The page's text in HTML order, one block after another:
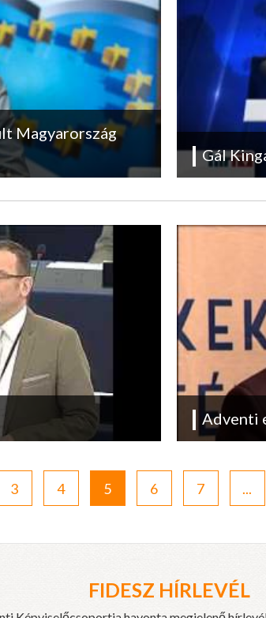
Magyarország
Gál
Adventi
3 4 5 6 7 ...
FIDESZ HÍRLEVÉL